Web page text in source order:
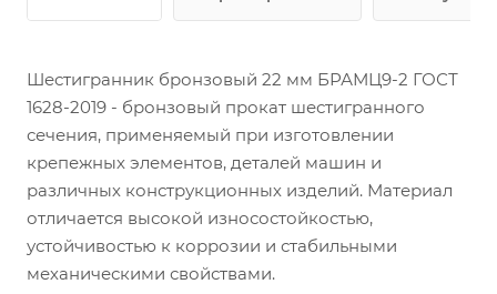
Шестигранник бронзовый 22 мм БРАМЦ9-2 ГОСТ
1628-2019 - бронзовый прокат шестигранного
сечения, применяемый при изготовлении
крепежных элементов, деталей машин и
различных конструкционных изделий. Материал
отличается высокой износостойкостью,
устойчивостью к коррозии и стабильными
механическими свойствами.